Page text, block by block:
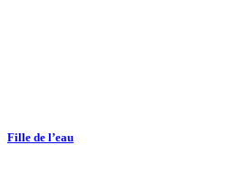
Fille de l’eau